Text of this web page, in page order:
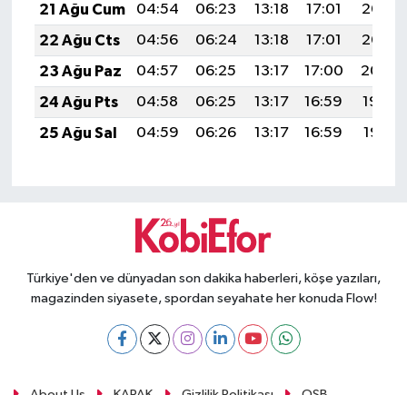
21 Ağu Cum
04:54 06:23 13:18 17:01
20:03
22 Ağu Cts
04:56 06:24 13:18 17:01
20:02
23 Ağu Paz
04:57 06:25 13:17 17:00
20:00
24 Ağu Pts
04:58 06:25 13:17 16:59
19:59
25 Ağu Sal
04:59 06:26 13:17 16:59 19:57
Türkiye'den ve dünyadan son dakika haberleri, köşe yazıları,
magazinden siyasete, spordan seyahate her konuda Flow!